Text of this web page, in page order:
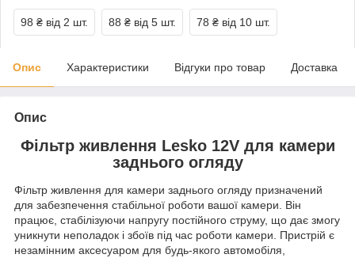
98 ₴ від 2 шт. 88 ₴ від 5 шт. 78 ₴ від 10 шт.
Опис Характеристики Відгуки про товар Доставка
Опис
Фільтр живлення Lesko 12V для камери
заднього огляду
Фільтр живлення для камери заднього огляду призначений
для забезпечення стабільної роботи вашої камери. Він
працює, стабілізуючи напругу постійного струму, що дає змогу
уникнути неполадок і збоїв під час роботи камери. Пристрій є
незамінним аксесуаром для будь-якого автомобіля,